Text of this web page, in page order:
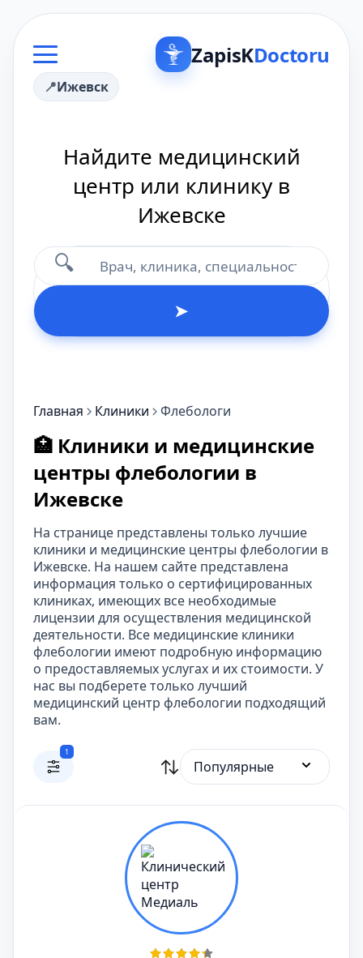
ZapisKDoctoru
Ижевск
Найдите медицинский
центр или клинику в
Ижевске
🔍
➤
Главная Клиники Флебологи
🏥 Клиники и медицинские
центры флебологии в
Ижевске
На странице представлены только лучшие
клиники и медицинские центры флебологии в
Ижевске. На нашем сайте представлена
информация только о сертифицированных
клиниках, имеющих все необходимые
лицензии для осуществления медицинской
деятельности. Все медицинские клиники
флебологии имеют подробную информацию
о предоставляемых услугах и их стоимости. У
нас вы подберете только лучший
медицинский центр флебологии подходящий
вам.
1
Популярные